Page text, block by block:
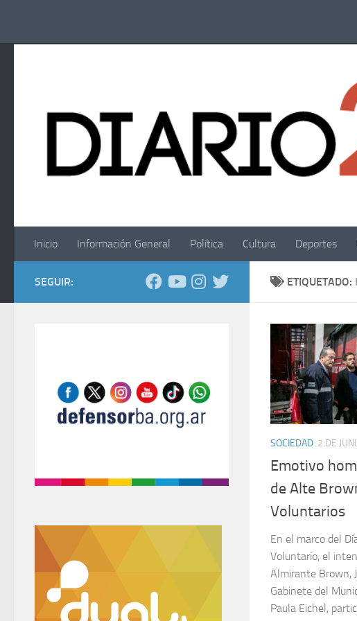
Inicio Información General Política Cultura Deportes
ETIQUETADO:
SOCIEDAD 2 DE
Emotivo
de Alte
Voluntarios
En el marco del
Voluntario, el
Almirante Brown,
Gabinete del
Paula Eichel,
SEGUIR: